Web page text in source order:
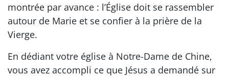
montrée par avance : l’Église doit se rassembler
autour de Marie et se confier à la prière de la
Vierge.
En dédiant votre église à Notre-Dame de Chine,
vous avez accompli ce que Jésus a demandé sur